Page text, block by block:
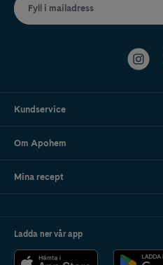
Fyll i mailadress
Kundservice
Om Apohem
Mina recept
Ladda ner vår app